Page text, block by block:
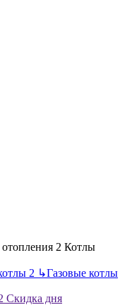
Котлы
↳Газовые котлы
Скидка дня